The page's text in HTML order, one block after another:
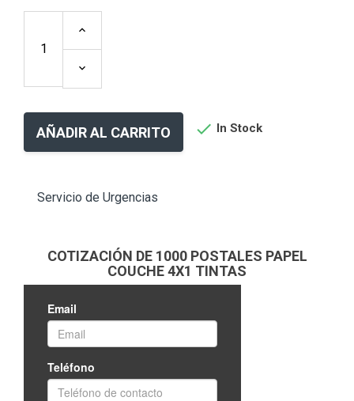
AÑADIR AL CARRITO  In Stock
Servicio de Urgencias
COTIZACIÓN DE 1000 POSTALES PAPEL
COUCHE 4X1 TINTAS